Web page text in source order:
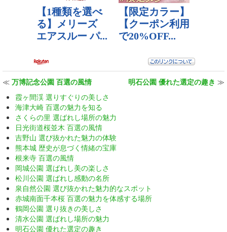
≪ 万博記念公園 百選の風情 明石公園 優れた選定の趣き ≫
霞ヶ間渓 選りすぐりの美しさ
海津大崎 百選の魅力を知る
さくらの里 選ばれし場所の魅力
日光街道桜並木 百選の風情
吉野山 選び抜かれた魅力の体験
熊本城 歴史が息づく情緒の宝庫
根来寺 百選の風情
岡城公園 選ばれし美の楽しさ
松川公園 選ばれし感動の名所
泉自然公園 選び抜かれた魅力的なスポット
赤城南面千本桜 百選の魅力を体感する場所
鶴岡公園 選り抜きの美しさ
清水公園 選ばれし場所の魅力
明石公園 優れた選定の趣き